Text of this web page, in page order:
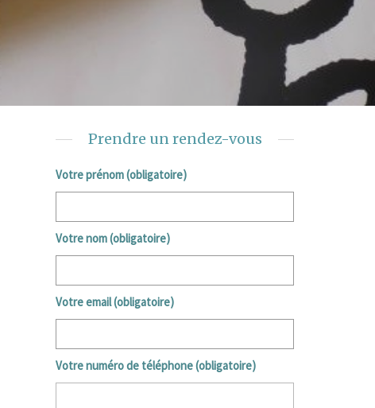
Prendre un rendez-vous
Votre prénom (obligatoire)
Votre nom (obligatoire)
Votre email (obligatoire)
Votre numéro de téléphone (obligatoire)